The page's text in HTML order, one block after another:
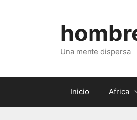
Una mente dispersa
Inicio Africa